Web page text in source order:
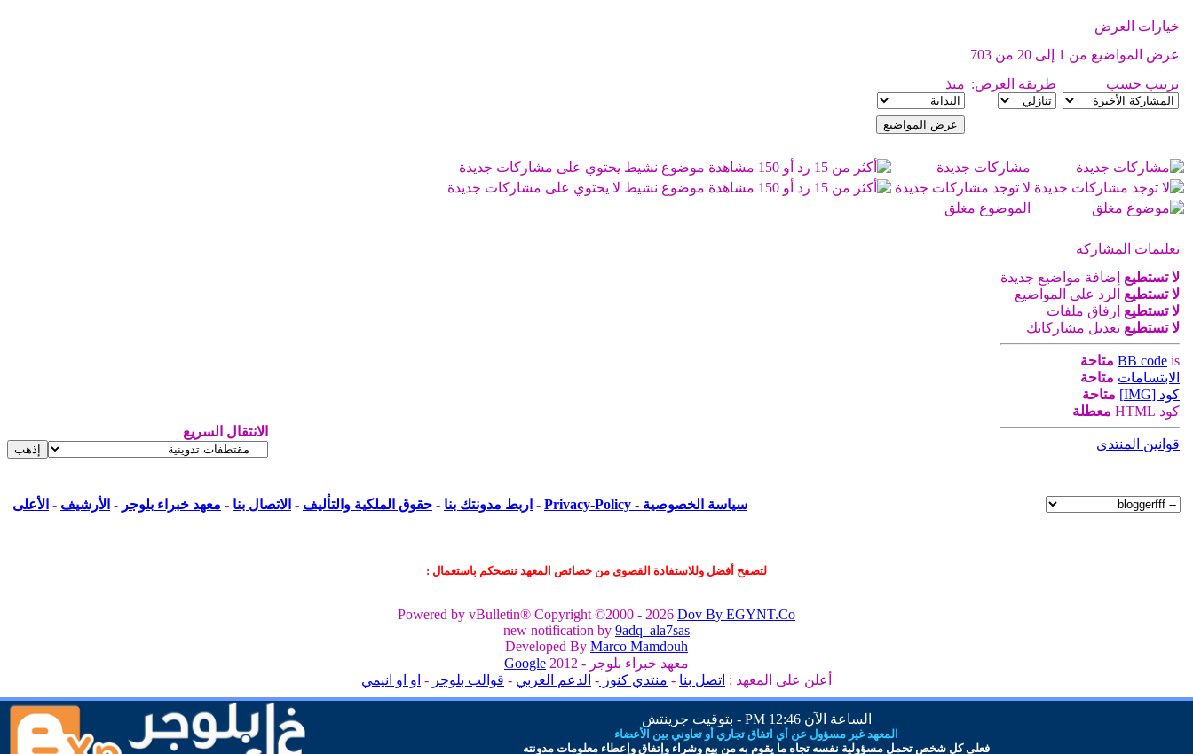
خيارات العرض
عرض المواضيع من 1 إلى 20 من 703
ترتيب حسب
طريقة العرض: منذ
مشاركات جديدة
موضوع نشيط يحتوي على مشاركات جديدة
لا توجد مشاركات جديدة
موضوع نشيط لا يحتوي على مشاركات جديدة
الموضوع مغلق
تعليمات المشاركة
لا تستطيع إضافة مواضيع جديدة
لا تستطيع الرد على المواضيع
لا تستطيع إرفاق ملفات
لا تستطيع تعديل مشاركاتك
BB code is
متاحة
الابتسامات متاحة
كود [IMG]
متاحة
كود HTML
معطلة
قوانين المنتدى
الانتقال السريع
سياسة الخصوصية - Privacy-Policy - اربط مدونتك بنا - حقوق الملكية والتأليف - الاتصال بنا - معهد خبراء بلوجر - الأرشيف - الأعلى
لتصفح أفضل وللاستفادة القصوى من خصائص المعهد ننصحكم باستعمال :
Powered by vBulletin® Copyright ©2000 - 2026 Dov By EGYNT.Co
new notification by 9adq_ala7sas
Developed By Marco Mamdouh
معهد خبراء بلوجر - 2012
Google
أعلن على المعهد : اتصل بنا - منتدي كنوز - الدعم العربي - قوالب بلوجر - او او انيمي
الساعة الآن12:46 PM - بتوقيت جرينتش
المعهد غير مسؤول عن أي اتفاق تجاري أو تعاوني بين الأعضاء
فعلى كل شخص تحمل مسؤولية نفسه تجاه ما يقوم به من بيع وشراء وإتفاق و عطاء معلومات مدونته